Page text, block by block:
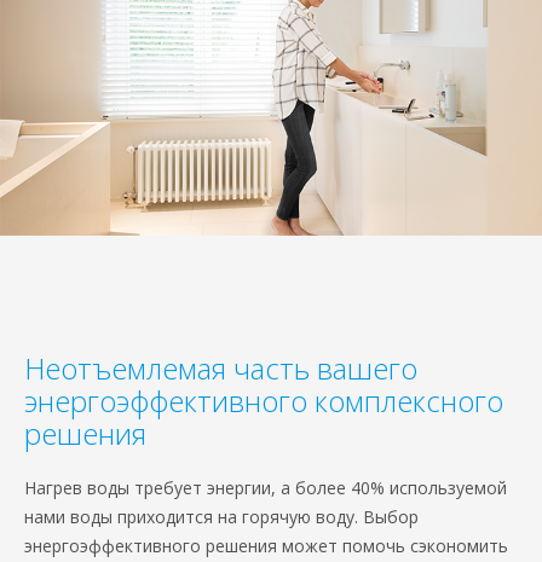
Неотъемлемая часть вашего
энергоэффективного комплексного
решения
Нагрев воды требует энергии, а более 40% используемой
нами воды приходится на горячую воду. Выбор
энергоэффективного решения может помочь сэкономить